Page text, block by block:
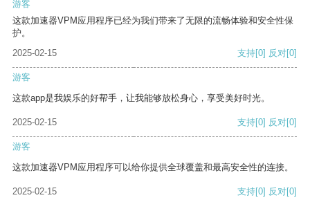
游客
这款加速器VPM应用程序已经为我们带来了无限的流畅体验和安全性保
护。
2025-02-15
支持[0] 反对[0]
游客
这款app是我娱乐的好帮手，让我能够放松身心，享受美好时光。
2025-02-15 支持[0] 反对[0]
游客
这款加速器VPM应用程序可以给你提供全球覆盖和最高安全性的连接。
2025-02-15 支持[0] 反对[0]